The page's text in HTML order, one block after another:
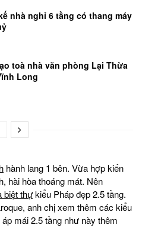
nhà nghỉ 6 tầng có thang máy
toà nhà văn phòng Lại Thừa
Long
hành lang 1 bên. Vừa hợp kiến
hài hòa thoáng mát. Nên
biệt thựkiểu Pháp đẹp 2.5 tầng.
anh chị xem thêm các kiểu
áp mái 2.5 tầng như này thêm